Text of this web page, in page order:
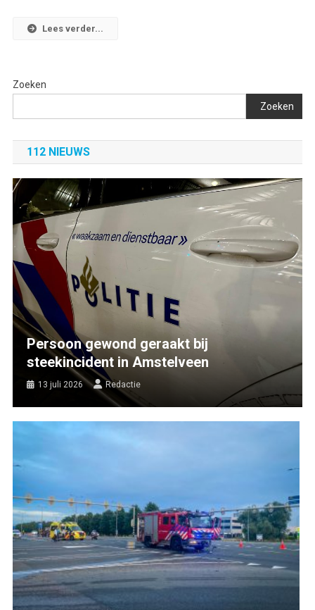
Lees verder...
Zoeken
Zoeken
112 NIEUWS
Persoon gewond geraakt bij
steekincident in Amstelveen
13 juli 2026 Redactie